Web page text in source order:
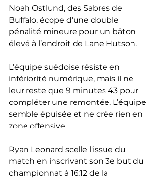
Noah Ostlund, des Sabres de
Buffalo, écope d’une double
pénalité mineure pour un bâton
élevé à l’endroit de Lane Hutson.
L’équipe suédoise résiste en
infériorité numérique, mais il ne
leur reste que 9 minutes 43 pour
compléter une remontée. L’équipe
semble épuisée et ne crée rien en
zone offensive.
Ryan Leonard scelle l'issue du
match en inscrivant son 3e but du
championnat à 16:12 de la